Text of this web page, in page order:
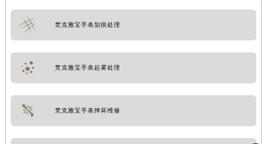
梵克雅宝手表划痕处理
梵克雅宝手表起雾处理
梵克雅宝手表摔坏维修